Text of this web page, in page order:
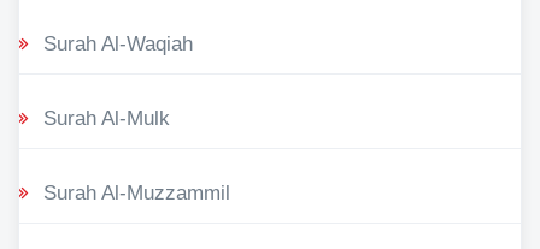
Surah Al-Waqiah
Surah Al-Mulk
Surah Al-Muzzammil